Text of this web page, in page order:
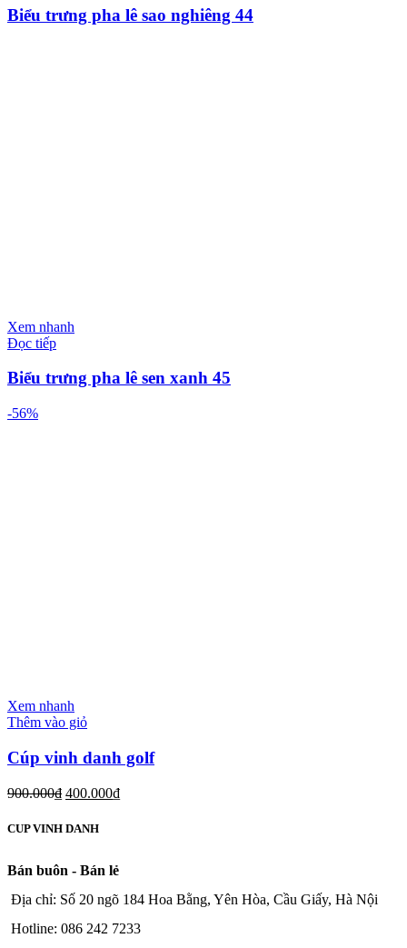
Biểu trưng pha lê sao nghiêng 44
Xem nhanh
Đọc tiếp
Biểu trưng pha lê sen xanh 45
-56%
Xem nhanh
Thêm vào giỏ
Cúp vinh danh golf
900.000₫ 400.000₫
CUP VINH DANH
Bán buôn - Bán lẻ
Địa chỉ: Số 20 ngõ 184 Hoa Bằng, Yên Hòa, Cầu Giấy, Hà Nội
Hotline: 086 242 7233